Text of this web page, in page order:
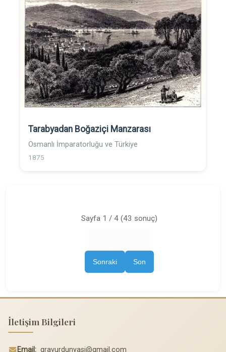
Tarabyadan Boğaziçi Manzarası
Osmanlı İmparatorluğu ve Türkiye
1875
Sayfa 1 / 4 (43 sonuç)
Sonraki Son
İletişim Bilgileri
Email: gravurdunyasi@gmail.com